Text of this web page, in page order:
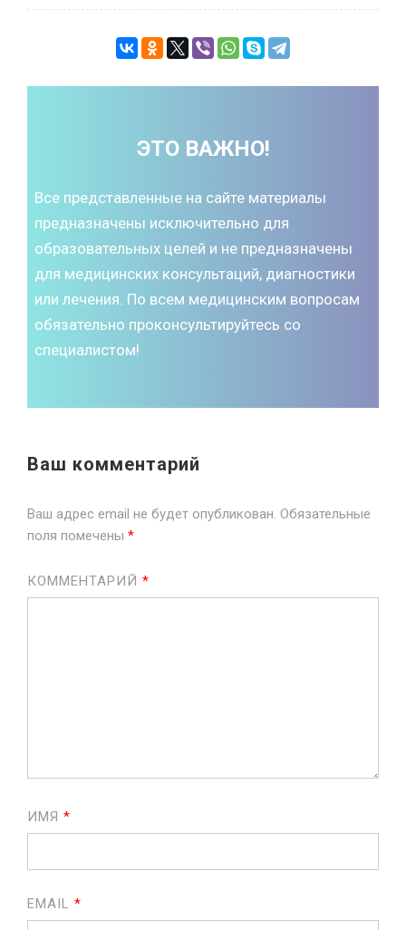
ЭТО ВАЖНО!
Все представленные на сайте материалы
предназначены исключительно для
образовательных целей и не предназначены
для медицинских консультаций, диагностики
или лечения. По всем медицинским вопросам
обязательно проконсультируйтесь со
специалистом!
Ваш комментарий
Ваш адрес email не будет опубликован. Обязательные
поля помечены *
КОММЕНТАРИЙ *
ИМЯ *
EMAIL *